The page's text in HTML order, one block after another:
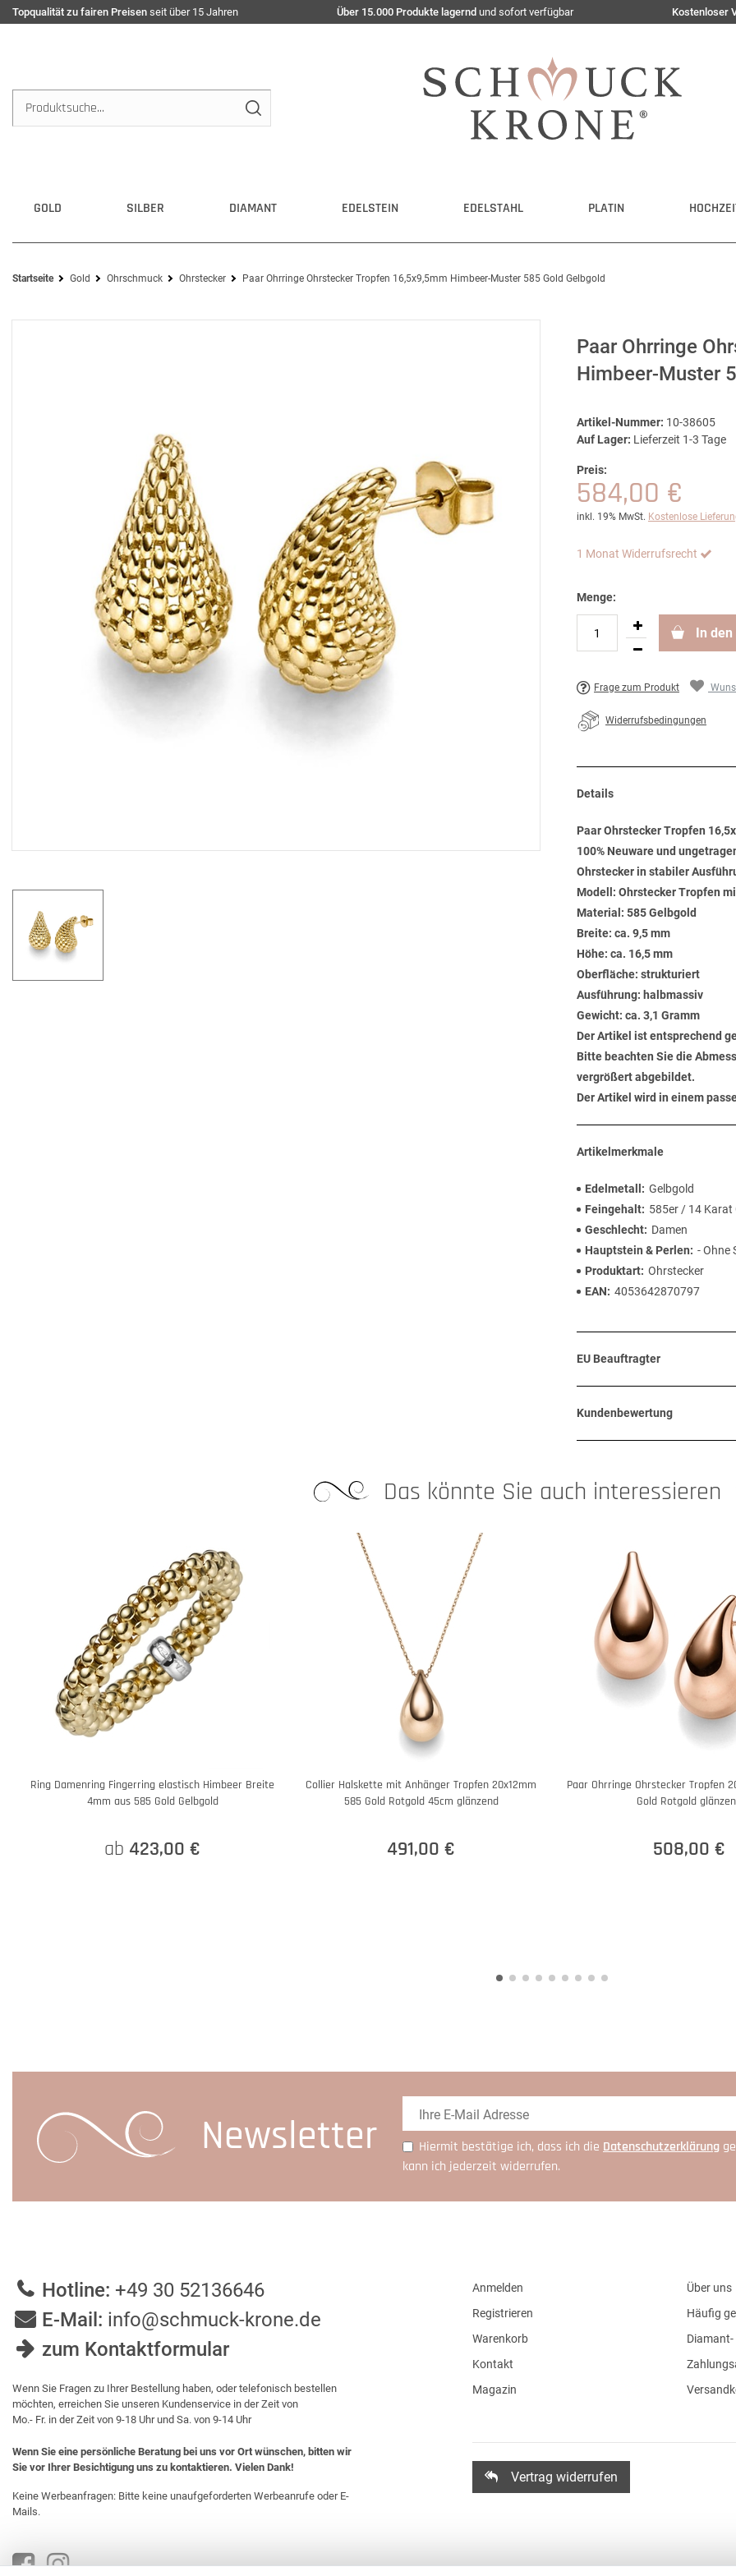
Topqualität zu fairen Preisen seit über 15 Jahren Über 15.000 Produkte lagernd und sofort verfügbar Kostenloser
GOLD SILBER DIAMANT EDELSTEIN EDELSTAHL PLATIN
Startseite Gold Ohrschmuck Ohrstecker Paar Ohrringe Ohrstecker Tropfen 16,5x9,5mm Himbeer-Muster 585 Gold Gelbgold
Paar Ohrringe
Himbeer-Muster
Artikel-Nummer: 10-38605
Auf Lager: Lieferzeit 1-3 Tage
Preis:
584,00 €
inkl. 19% MwSt. Kostenlose
1 Monat Widerrufsrecht
Menge:
In
Frage zum Produkt
Widerrufsbedingungen
Details
Paar Ohrstecker Tropfen
100% Neuware und
Ohrstecker in stabiler
Modell: Ohrstecker Tropfen
Material: 585 Gelbgold
Breite: ca. 9,5 mm
Höhe: ca. 16,5 mm
Oberfläche: strukturiert
Ausführung: halbmassiv
Gewicht: ca. 3,1 Gramm
Der Artikel ist entsprechend
Bitte beachten Sie die
vergrößert abgebildet.
Der Artikel wird in einem
Artikelmerkmale
Edelmetall
Gelbgold
Feingehalt
585er / 14 Karat
Geschlecht
Damen
Hauptstein & Perlen
- Ohne
Produktart Ohrstecker
EAN
4053642870797
EU Beauftragter
Kundenbewertung
Das könnte Sie auch interessieren
Ring Damenring Fingerring elastisch Himbeer Breite
4mm aus 585 Gold Gelbgold
ab 423,00 €
Collier Halskette mit Anhänger Tropfen 20x12mm
585 Gold Rotgold 45cm glänzend
491,00 €
Paar Ohrringe Ohrstecker Tropfen
Gold Rotgold
508,00 €
Newsletter Hiermit bestätige ich, dass ich die Daten­schutz­erklärung
kann ich jederzeit widerrufen.
Hotline: +49 30 52136646
E-Mail: info@schmuck-krone.de
zum Kontaktformular
Wenn Sie Fragen zu Ihrer Bestellung haben, oder telefonisch bestellen
möchten, erreichen Sie unseren Kundenservice in der Zeit von
Mo.- Fr. in der Zeit von 9-18 Uhr und Sa. von 9-14 Uhr
Wenn Sie eine persönliche Beratung bei uns vor Ort wünschen, bitten wir
Sie vor Ihrer Besichtigung uns zu kontaktieren. Vielen Dank!
Keine Werbeanfragen: Bitte keine unaufgeforderten Werbeanrufe oder E-
Mails.
Anmelden
Registrieren
Warenkorb
Kontakt
Magazin
Über uns
Häufig
Vertrag widerrufen